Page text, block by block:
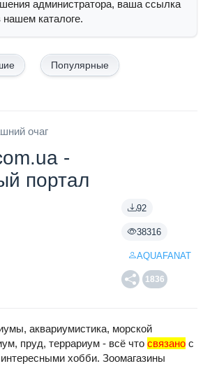
администратора, ваша ссылка
каталоге.
Популярные
очаг
-
портал
92
38316
AQUAFANAT
1836
аквариумистика, морской
пруд, террариум - всё что связано с
хобби. Зоомагазины